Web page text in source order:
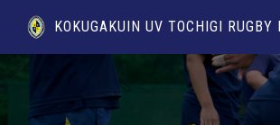
KOKUGAKUIN UV TOCHIGI RUGBY